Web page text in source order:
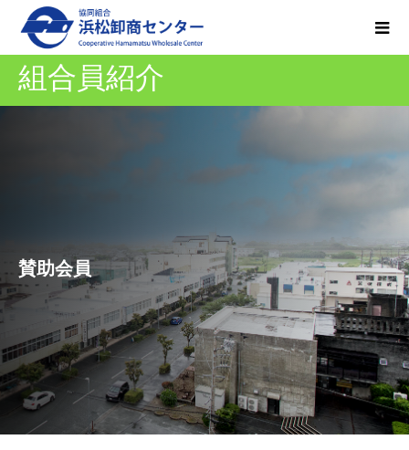
組合員紹介
賛助会員